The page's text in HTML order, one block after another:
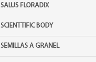
SALUS FLORADIX
SCIENTTIFIC BODY
SEMILLAS A GRANEL